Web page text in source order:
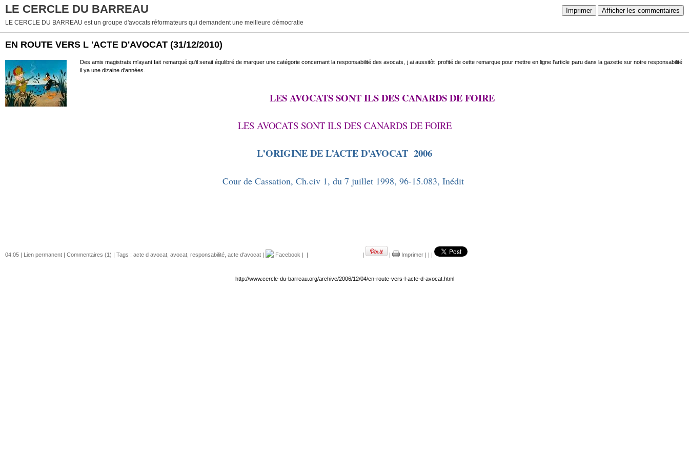
Imprimer Afficher les commentaires
LE CERCLE DU BARREAU
LE CERCLE DU BARREAU est un groupe d'avocats réformateurs qui demandent une meilleure démocratie
EN ROUTE VERS L 'ACTE D'AVOCAT (31/12/2010)
Des amis magistrats m'ayant fait remarqué qu'il serait équlibré de marquer une catégorie concernant la responsabilité des avocats, j ai aussitôt profité de cette remarque pour mettre en ligne l'article paru dans la gazette sur notre responsabilité
il ya une dizaine d'années.
LES AVOCATS SONT ILS DES CANARDS DE FOIRE
LES AVOCATS SONT ILS DES CANARDS DE FOIRE
L’ORIGINE DE L’ACTE D’AVOCAT 2006
Cour de Cassation, Ch.civ 1, du 7 juillet 1998, 96-15.083, Inédit
04:05 | Lien permanent | Commentaires (1) | Tags : acte d avocat avocat responsabilité acte d'avocat | Facebook | | | | Imprimer | | |
http://www.cercle-du-barreau.org/archive/2006/12/04/en-route-vers-l-acte-d-avocat.html